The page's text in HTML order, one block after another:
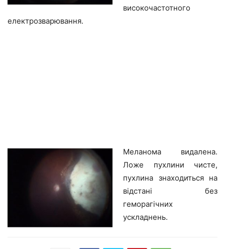
високочастотного
електрозварювання.
Меланома видалена.
Ложе пухлини чисте,
пухлина знаходиться на
відстані без
геморагічних
ускладнень.